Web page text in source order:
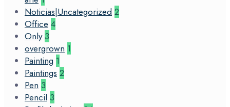
Noticias|Uncategorized 2
Office 4
Only 3
overgrown 1
Painting 1
Paintings 2
Pen 3
Pencil 3